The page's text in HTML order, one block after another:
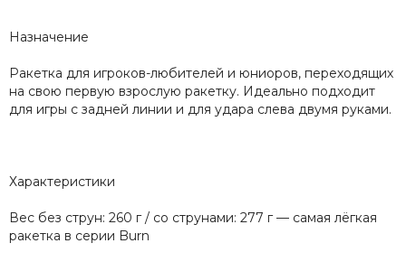
Назначение
Ракетка для игроков-любителей и юниоров, переходящих
на свою первую взрослую ракетку. Идеально подходит
для игры с задней линии и для удара слева двумя руками.
Характеристики
Вес без струн: 260 г / со струнами: 277 г — самая лёгкая
ракетка в серии Burn